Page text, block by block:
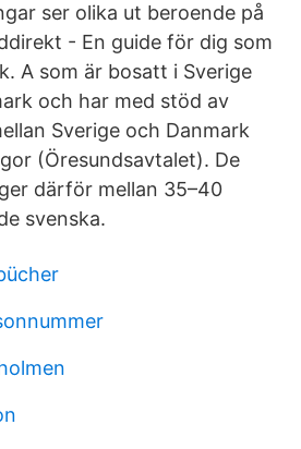
ser olika ut beroende på
- En guide för dig som
A som är bosatt i Sverige
och har med stöd av
Sverige och Danmark
(Öresundsavtalet). De
därför mellan 35–40
svenska.